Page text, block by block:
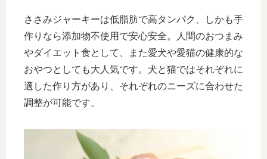
ささみジャーキーは低脂肪で高タンパク、しかも手
作りなら添加物不使用で安心安全。人間のおつまみ
やダイエット食として、また愛犬や愛猫の健康的な
おやつとしても大人気です。犬と猫ではそれぞれに
適した作り方があり、それぞれのニーズに合わせた
調整が可能です。